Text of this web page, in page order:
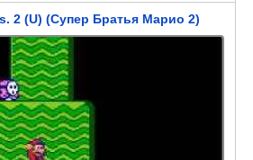
2 (U) (Супер Братья Марио 2)